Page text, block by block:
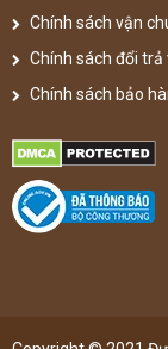
Chính sách vận
Chính sách đổi trả
Chính sách bảo